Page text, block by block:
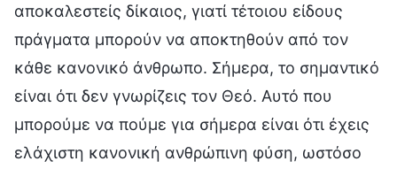
αποκαλεστείς δίκαιος, γιατί τέτοιου είδους
πράγματα μπορούν να αποκτηθούν από τον
κάθε κανονικό άνθρωπο. Σήμερα, το σημαντικό
είναι ότι δεν γνωρίζεις τον Θεό. Αυτό που
μπορούμε να πούμε για σήμερα είναι ότι έχεις
ελάχιστη κανονική ανθρώπινη φύση, ωστόσο